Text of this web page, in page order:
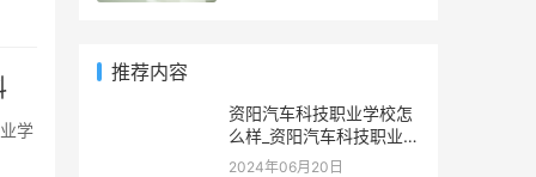
推荐内容
资阳汽车科技职业学校怎
么样_资阳汽车科技职业学
校0008全讯注册官网
2024年06月20日